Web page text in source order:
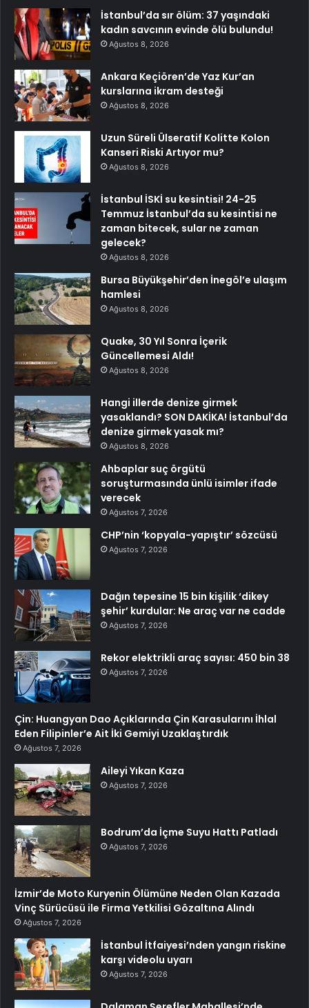
İstanbul’da sır ölüm: 37 yaşındaki
kadın savcının evinde ölü bulundu!
Ağustos 8, 2026
Ankara Keçiören’de Yaz Kur’an
kurslarına ikram desteği
Ağustos 8, 2026
Uzun Süreli Ülseratif Kolitte Kolon
Kanseri Riski Artıyor mu?
Ağustos 8, 2026
İstanbul İSKİ su kesintisi! 24-25
Temmuz İstanbul’da su kesintisi ne
zaman bitecek, sular ne zaman
gelecek?
Ağustos 8, 2026
Bursa Büyükşehir’den İnegöl’e ulaşım
hamlesi
Ağustos 8, 2026
Quake, 30 Yıl Sonra İçerik
Güncellemesi Aldı!
Ağustos 8, 2026
Hangi illerde denize girmek
yasaklandı? SON DAKİKA! İstanbul’da
denize girmek yasak mı?
Ağustos 8, 2026
Ahbaplar suç örgütü
soruşturmasında ünlü isimler ifade
verecek
Ağustos 7, 2026
CHP’nin ‘kopyala-yapıştır’ sözcüsü
Ağustos 7, 2026
Dağın tepesine 15 bin kişilik ‘dikey
şehir’ kurdular: Ne araç var ne cadde
Ağustos 7, 2026
Rekor elektrikli araç sayısı: 450 bin 38
Ağustos 7, 2026
Çin: Huangyan Dao Açıklarında Çin Karasularını İhlal
Eden Filipinler’e Ait İki Gemiyi Uzaklaştırdık
Ağustos 7, 2026
Aileyi Yıkan Kaza
Ağustos 7, 2026
Bodrum’da İçme Suyu Hattı Patladı
Ağustos 7, 2026
İzmir’de Moto Kuryenin Ölümüne Neden Olan Kazada
Vinç Sürücüsü ile Firma Yetkilisi Gözaltına Alındı
Ağustos 7, 2026
İstanbul İtfaiyesi’nden yangın riskine
karşı videolu uyarı
Ağustos 7, 2026